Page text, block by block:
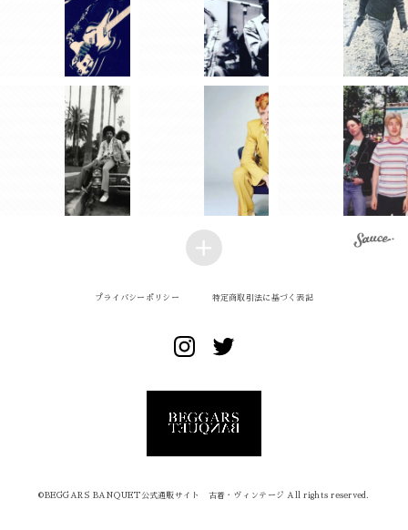
プライバシーポリシー 特定商取引法に基づく表記
©︎BEGGARS BANQUET公式通販サイト 古着・ヴィンテージ All rights reserved.